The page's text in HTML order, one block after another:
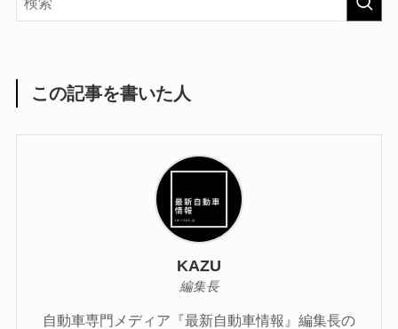
この記事を書いた人
KAZU
編集長
自動車専門メディア『最新自動車情報』編集長の